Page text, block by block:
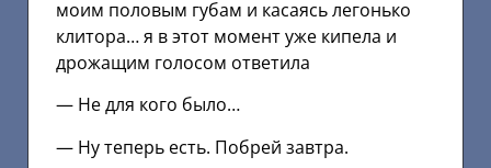
моим половым губам и касаясь легонько
клитора… я в этот момент уже кипела и
дрожащим голосом ответила
— Не для кого было…
— Ну теперь есть. Побрей завтра.